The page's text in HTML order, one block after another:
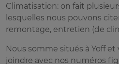
Climatisation: on fait
lesquelles nous pouvons
remontage, entretien (de
Nous somme situés à Yoff
joindre avec nos numéros